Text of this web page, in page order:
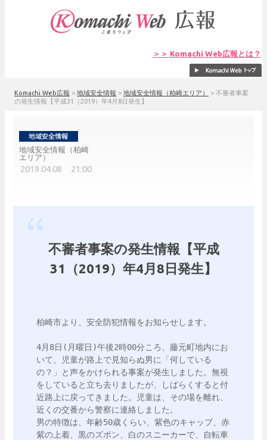
＞＞ Komachi Web広報とは？
Komachi Web広報 > 地域安全情報 > 地域安全情報（柏崎エリア） > 不審者事案
の発生情報【平成31（2019）年4月8日発生】
地域安全情報（柏崎
エリア）
2019.04.08 21:00
不審者事案の発生情報【平成
31（2019）年4月8日発生】
柏崎市より、安全防犯情報をお知らせします。
4月8日(月曜日)午後2時00分ころ、藤元町地内にお
いて、児童が路上で見知らぬ男に「何している
の？」と声をかけられる事案が発生しました。無視
をしていると立ち去りましたが、しばらくすると付
近路上に戻ってきました。児童は、その場を離れ、
近くの交番から警察に連絡しました。
男の特徴は、年齢50歳くらい、紫色のキャップ、赤
紫の上着、黒のズボン、白のスニーカーで、自転車